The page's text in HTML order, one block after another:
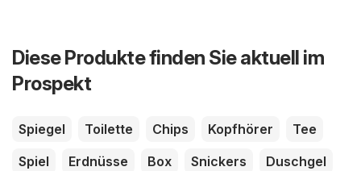
Diese Produkte finden Sie aktuell im
Prospekt
Spiegel Toilette Chips Kopfhörer
Tee
Spiel
Erdnüsse Box Snickers Duschgel